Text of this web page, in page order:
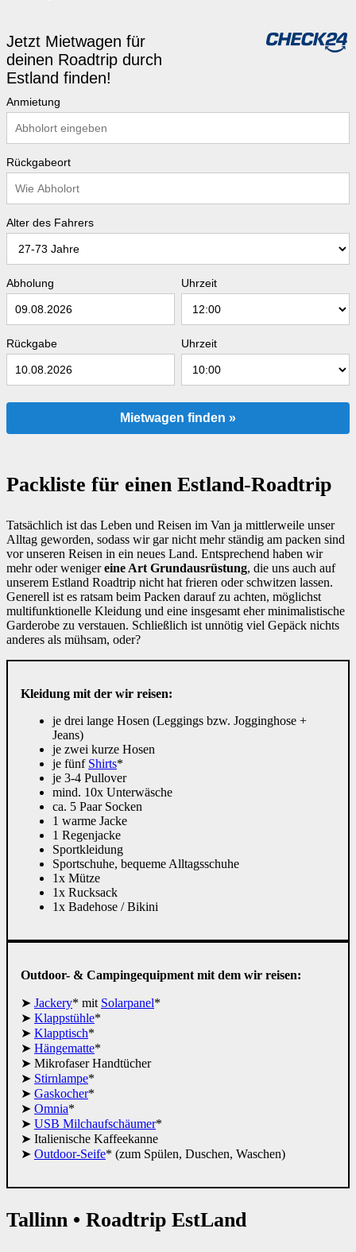
Jetzt Mietwagen für
deinen Roadtrip durch
Estland finden!
Anmietung
Rückgabeort
Alter des Fahrers
Abholung Uhrzeit
Rückgabe Uhrzeit
Mietwagen finden »
Packliste für einen Estland-Roadtrip
Tatsächlich ist das Leben und Reisen im Van ja mittlerweile unser
Alltag geworden, sodass wir gar nicht mehr ständig am packen sind
vor unseren Reisen in ein neues Land. Entsprechend haben wir
mehr oder wenigereine Art Grundausrüstung, die uns auch auf
unserem Estland Roadtrip nicht hat frieren oder schwitzen lassen.
Generell ist es ratsam beim Packen darauf zu achten, möglichst
multifunktionelle Kleidung und eine insgesamt eher minimalistische
Garderobe zu verstauen. Schließlich ist unnötig viel Gepäck nichts
anderes als mühsam, oder?
Kleidung mit der wir reisen:
je drei lange Hosen (Leggings bzw. Jogginghose +
Jeans)
je zwei kurze Hosen
je fünf Shirts*
je 3-4 Pullover
mind. 10x Unterwäsche
ca. 5 Paar Socken
1 warme Jacke
1 Regenjacke
Sportkleidung
Sportschuhe, bequeme Alltagsschuhe
1x Mütze
1x Rucksack
1x Badehose / Bikini
Outdoor- & Campingequipment mit dem wir reisen:
Jackery* mit Solarpanel*
Klappstühle*
Klapptisch*
Hängematte*
Mikrofaser Handtücher
Stirnlampe*
Gaskocher*
Omnia*
USB Milchaufschäumer*
Italienische Kaffeekanne
Outdoor-Seife* (zum Spülen, Duschen, Waschen)
Tallinn • Roadtrip EstLand